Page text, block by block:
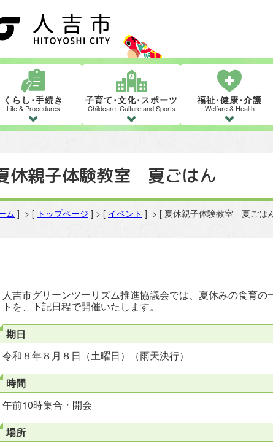
くらし･手続き
Life & Procedures
子育て･文化･スポーツ
Childcare, Culture and Sports
福祉･健康･介護
Welfare & Health
休親子体験教室 夏ごはん
ム ] > [ トップページ ] > [ イベント ] > [ 夏休親子体験教室 夏ごは
人吉市グリーンツーリズム推進協議会では、夏休みの食育
トを、下記日程で開催いたします。
期日
令和８年８月８日（土曜日）（雨天決行）
時間
午前10時集合・開会
場所